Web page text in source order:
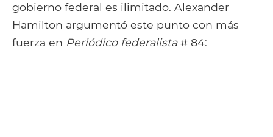
gobierno federal es ilimitado. Alexander
Hamilton argumentó este punto con más
fuerza en Periódico federalista# 84: